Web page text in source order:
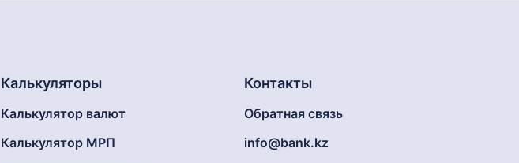
Калькуляторы
Калькулятор валют
Калькулятор МРП
Контакты
Обратная связь
info@bank.kz